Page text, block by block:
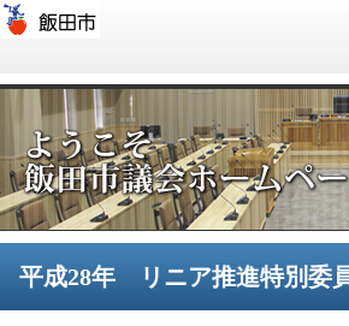
飯田市議会
平成28年 リニア推進特別委